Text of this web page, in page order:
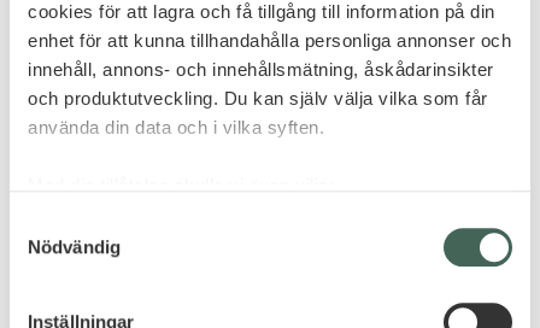
cookies för att lagra och få tillgång till information på din
enhet för att kunna tillhandahålla personliga annonser och
innehåll, annons- och innehållsmätning, åskådarinsikter
och produktutveckling. Du kan själv välja vilka som får
använda din data och i vilka syften.
som kan ha en noggrannhet på upp till flera meter
Nödvändig
Inställningar